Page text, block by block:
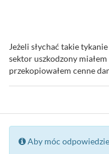
Jeżeli słychać takie
sektor uszkodzony
przekopiowałem cenne
Aby móc